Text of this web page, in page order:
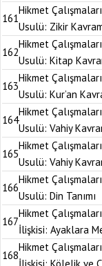
161
Hikmet
Usulü: Zikir
162
Hikmet
Usulü: Kitap
163
Hikmet
Usulü: Kur’an
164
Hikmet
Usulü: Vahiy
165
Hikmet
Usulü: Vahiy
166
Hikmet
Usulü: Din Tanımı
167
Hikmet
İlişkisi: Ayaklara
168
Hikmet